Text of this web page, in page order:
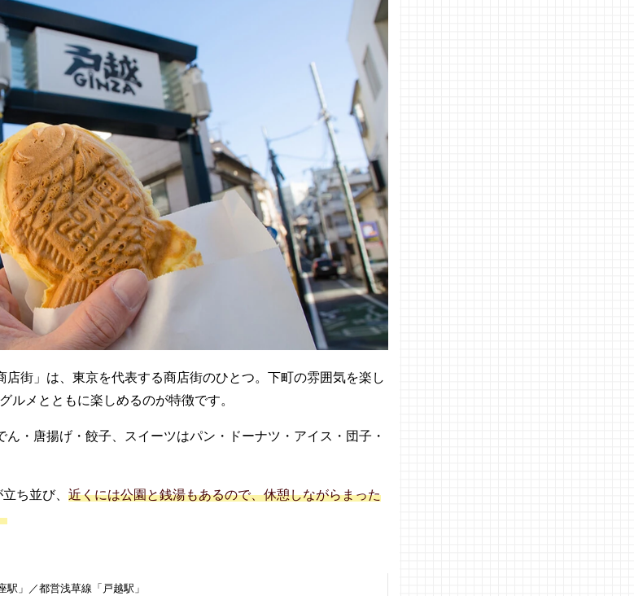
街」は、東京を代表する商店街のひとつ。下町の雰囲気を楽し
ルメとともに楽しめるのが特徴です。
・唐揚げ・餃子、スイーツはパン・ドーナツ・アイス・団子・
ち並び、 近くには公園と銭湯もあるので、休憩しながらまった
駅」／都営浅草線「戸越駅」